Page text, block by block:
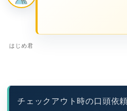
はじめ君
チェックアウト時の口頭依